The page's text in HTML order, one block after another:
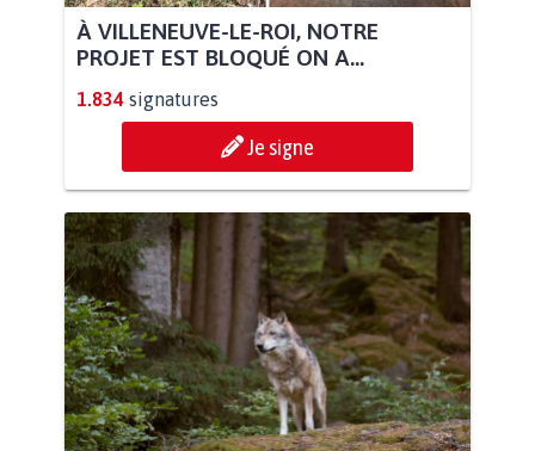
À VILLENEUVE-LE-ROI, NOTRE
PROJET EST BLOQUÉ ON A...
1.834 signatures
Je signe